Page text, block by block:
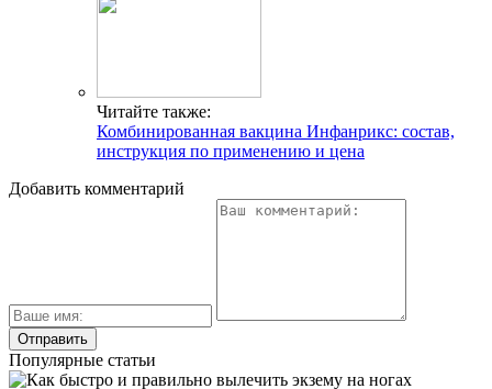
Читайте также:
Комбинированная вакцина Инфанрикс: состав,
инструкция по применению и цена
Добавить комментарий
Популярные статьи